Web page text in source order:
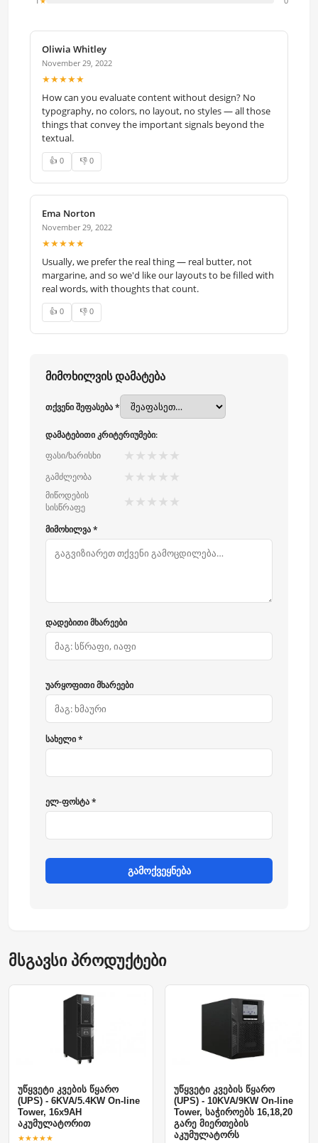
Oliwia Whitley
November 29, 2022
★★★★★
How can you evaluate content without design? No
typography, no colors, no layout, no styles — all those
things that convey the important signals beyond the
textual.
👍 0 👎 0
Ema Norton
November 29, 2022
★★★★★
Usually, we prefer the real thing — real butter, not
margarine, and so we'd like our layouts to be filled with
real words, with thoughts that count.
👍 0 👎 0
მიმოხილვის დამატება
თქვენი შეფასება *
დამატებითი კრიტერიუმები:
ფასი/ხარისხი
★ ★ ★ ★ ★
გამძლეობა ★ ★ ★ ★ ★
მიწოდების
სისწრაფე
★ ★ ★ ★ ★
მიმოხილვა *
დადებითი მხარეები
უარყოფითი მხარეები
სახელი *
ელ-ფოსტა *
გამოქვეყნება
მსგავსი პროდუქტები
უწყვეტი კვების წყარო
(UPS) - 6KVA/5.4KW On-line
Tower, 16x9AH
აკუმულატორით
★★★★★
უწყვეტი კვების წყარო
(UPS) - 10KVA/9KW On-line
Tower, საჭიროებს 16,18,20
გარე მიერთების
აკუმულატორს